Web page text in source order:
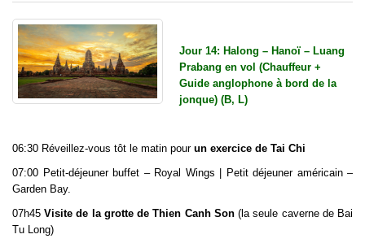
Jour 14: Halong – Hanoï – Luang
Prabang en vol (Chauffeur +
Guide anglophone à bord de la
jonque) (B, L)
06:30 Réveillez-vous tôt le matin pour un exercice de Tai Chi
07:00 Petit-déjeuner buffet – Royal Wings | Petit déjeuner américain –
Garden Bay.
07h45Visite de la grotte de Thien Canh Son(la seule caverne de Bai
Tu Long)